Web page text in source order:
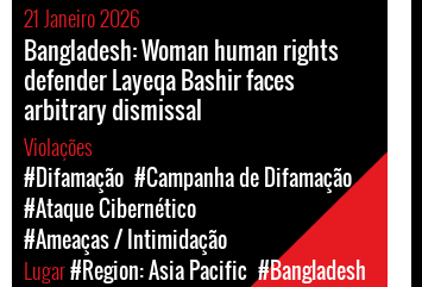
21 Janeiro 2026
Bangladesh: Woman human rights
defender Layeqa Bashir faces
arbitrary dismissal
Violações
#Difamação #Campanha de Difamação
#Ataque Cibernético
#Ameaças / Intimidação
Lugar#Region: Asia Pacific #Bangladesh